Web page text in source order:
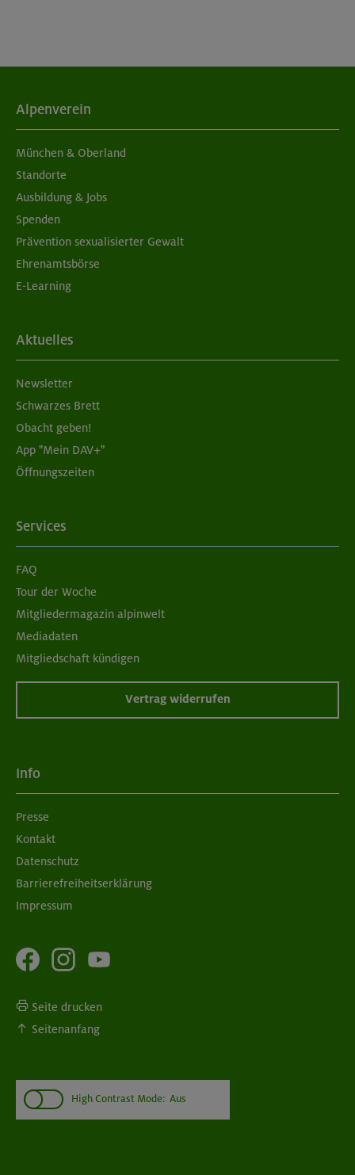
Alpenverein
München & Oberland
Standorte
Ausbildung & Jobs
Spenden
Prävention sexualisierter Gewalt
Ehrenamtsbörse
E-Learning
Aktuelles
Newsletter
Schwarzes Brett
Obacht geben!
App "Mein DAV+"
Öffnungszeiten
Services
FAQ
Tour der Woche
Mitgliedermagazin alpinwelt
Mediadaten
Mitgliedschaft kündigen
Vertrag widerrufen
Info
Presse
Kontakt
Datenschutz
Barrierefreiheitserklärung
Impressum
Seite drucken
Seitenanfang
High Contrast Mode: Aus